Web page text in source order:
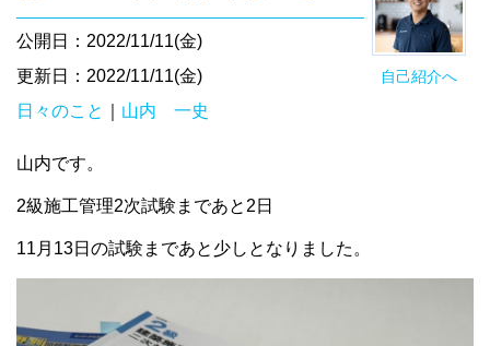
自己紹介へ
公開日：2022/11/11(金)
更新日：2022/11/11(金)
日々のこと
山内 一史
山内です。
2級施工管理2次試験まであと2日
11月13日の試験まであと少しとなりました。